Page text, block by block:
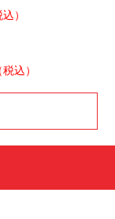
）
込）